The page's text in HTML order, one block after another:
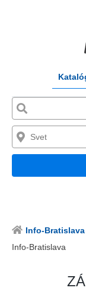
Info-Bratislava
Info-Bratislava